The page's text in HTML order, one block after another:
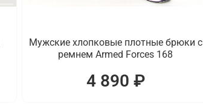
Мужские хлопковые плотные брюки с
ремнем Armed Forces 168
4 890 ₽